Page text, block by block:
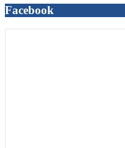
Facebook